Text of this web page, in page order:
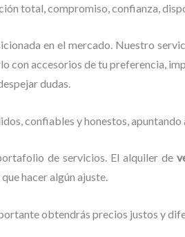
total, compromiso, confianza,
en el mercado. Nuestro
con accesorios de tu preferencia,
dudas.
confiables y honestos,
de servicios. El alquiler de
hacer algún ajuste.
obtendrás precios justos y